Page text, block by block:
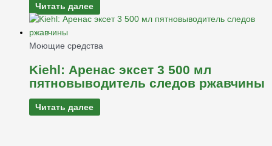
Читать далее
Моющие средства
Kiehl: Аренас эксет 3 500 мл
пятновыводитель следов ржавчины
Читать далее